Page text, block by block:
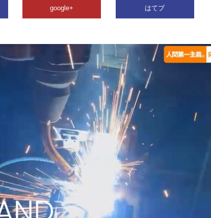
google+ はてブ